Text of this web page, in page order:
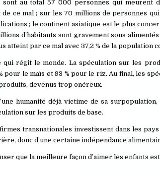
au total 57 000 personnes qui meurent
ce mal ; sur les 70 millions de personnes
; le continent asiatique est le plus
d’habitants sont gravement sous
atteint par ce mal avec 37,2 % de la population
régit le monde. La spéculation sur les
pour le maïs et 93 % pour le riz. Au final, les
devenus trop onéreux.
humanité déjà victime de sa
sur les produits de base.
transnationales investissent dans les
donc d’une certaine indépendance
que la meilleure façon d’aimer les enfants